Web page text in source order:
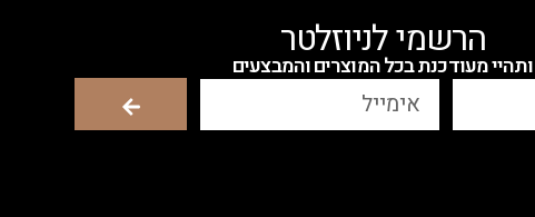
הרשמי לניוזלטר
ותהיי מעודכנת בכל המוצרים והמבצעים